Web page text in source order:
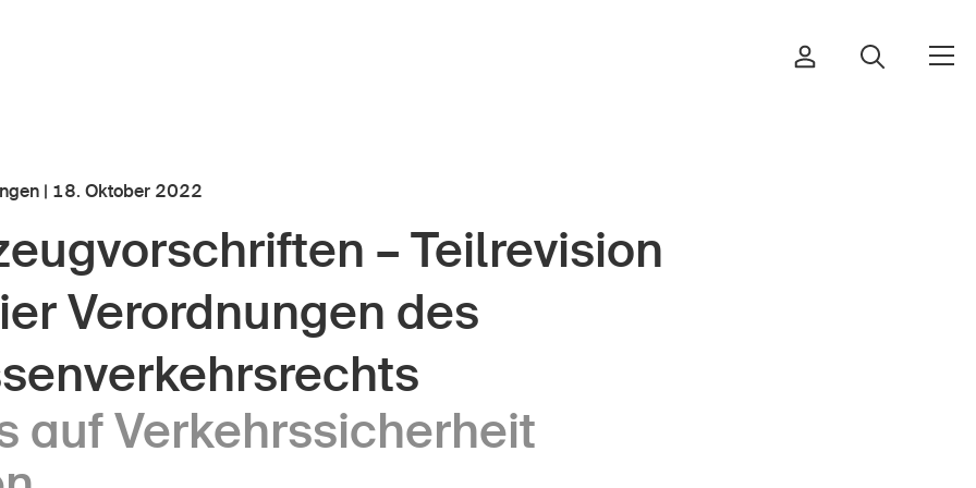
Kindheit
Schule
Über die BFU
Medien
Kampagnen
Bestellen & herunterladen
| 18. Oktober 2022
– Teilrevision
Verordnungen des
auf Verkehrssicherheit